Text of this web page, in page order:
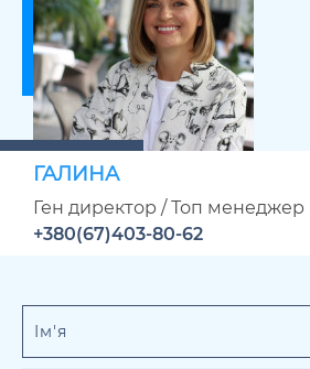
ГАЛИНА
Ген директор / Топ менеджер
+380(67)403-80-62